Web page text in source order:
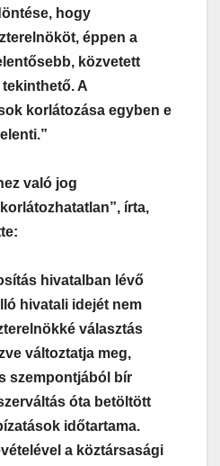
hogy
éppen a
közvetett
A
korlátozása egyben e
való jog
írta,
hivatalban lévő
hivatali idejét nem
választás
változtatja meg,
szempontjából bír
óta betöltött
időtartama.
a köztársasági